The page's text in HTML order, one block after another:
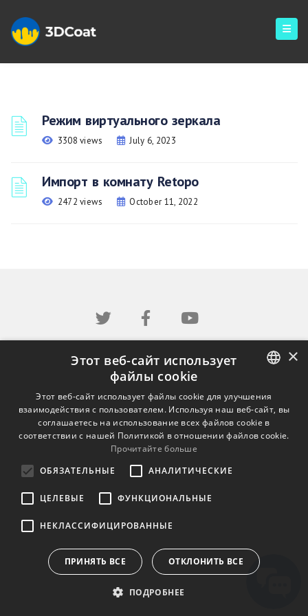
Режим виртуального зеркала
3308 views July 6, 2023
Импорт в комнату Retopo
2472 views October 11, 2022
ENGLISH
BULGARIAN
CROATIAN
FINNISH
×
Этот веб-сайт использует
файлы cookie
Этот веб-сайт использует файлы cookie для улучшения
взаимодействия с пользователем. Используя наш веб-сайт, вы
соглашаетесь на использование всех файлов cookie в
соответствии с нашей Политикой в ​​отношении файлов cookie.
Прочитайте больше
ОБЯЗАТЕЛЬНЫЕ
АНАЛИТИЧЕСКИЕ
ЦЕЛЕВЫЕ ФУНКЦИОНАЛЬНЫЕ
НЕКЛАССИФИЦИРОВАННЫЕ
ПРИНЯТЬ ВСЕ ОТКЛОНИТЬ ВСЕ
ПОДРОБНЕЕ